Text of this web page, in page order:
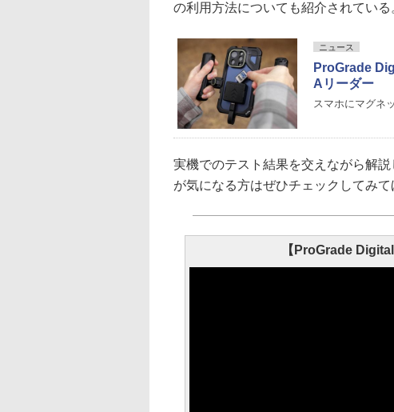
の利用方法についても紹介されている
ニュース
ProGrade
Aリーダー
スマホにマグネ
実機でのテスト結果を交えながら解
が気になる方はぜひチェックしてみて
【ProGrade